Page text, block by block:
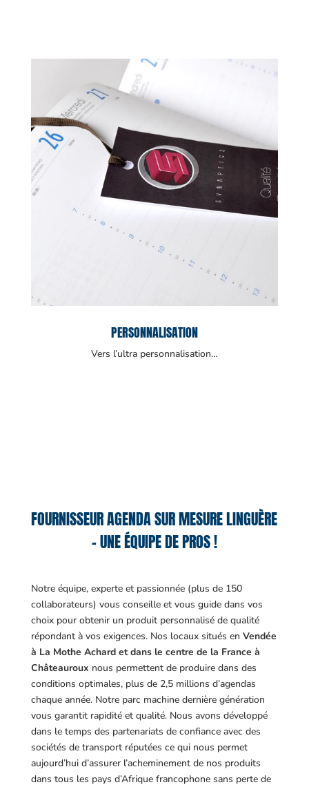
PERSONNALISATION
Vers l’ultra personnalisation…
FOURNISSEUR AGENDA SUR MESURE LINGUÈRE
– UNE ÉQUIPE DE PROS !
Notre équipe, experte et passionnée (plus de 150
collaborateurs) vous conseille et vous guide dans vos
choix pour obtenir un produit personnalisé de qualité
répondant à vos exigences. Nos locaux situés en Vendée
à La Mothe Achard et dans le centre de la France à
Châteauroux nous permettent de produire dans des
conditions optimales, plus de 2,5 millions d’agendas
chaque année. Notre parc machine dernière génération
vous garantit rapidité et qualité. Nous avons développé
dans le temps des partenariats de confiance avec des
sociétés de transport réputées ce qui nous permet
aujourd’hui d’assurer l’acheminement de nos produits
dans tous les pays d’Afrique francophone sans perte de